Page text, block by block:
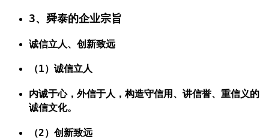
3、舜泰的企业宗旨
诚信立人、创新致远
（1）诚信立人
内诚于心，外信于人，构造守信用、讲信誉、重信义的
诚信文化。
（2）创新致远